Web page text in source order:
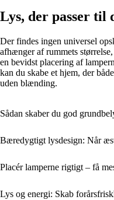
Lys, der passer til
Der findes ingen universel
afhænger af rummets
en bevidst placering af
kan du skabe et hjem, der
uden blænding.
Sådan skaber du god
Bæredygtigt lysdesign: Når
Placér lamperne rigtigt – få
Lys og energi: Skab